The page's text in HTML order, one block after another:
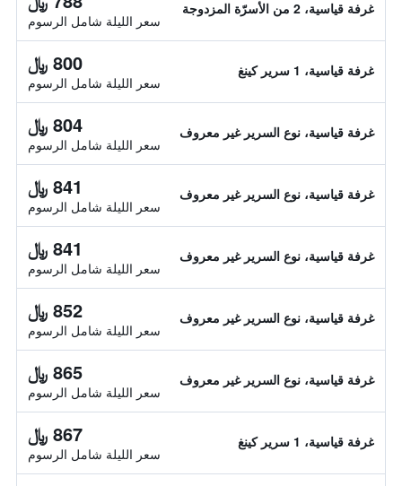
غرفة قياسية، 2 من الأسرّة المزدوجة
سعر الليلة شامل الرسوم
غرفة قياسية، 1 سرير كينغ 800 ﷼
سعر الليلة شامل الرسوم
غرفة قياسية، نوع السرير غير معروف 804 ﷼
سعر الليلة شامل الرسوم
غرفة قياسية، نوع السرير غير معروف 841 ﷼
سعر الليلة شامل الرسوم
غرفة قياسية، نوع السرير غير معروف 841 ﷼
سعر الليلة شامل الرسوم
غرفة قياسية، نوع السرير غير معروف 852 ﷼
سعر الليلة شامل الرسوم
غرفة قياسية، نوع السرير غير معروف 865 ﷼
سعر الليلة شامل الرسوم
غرفة قياسية، 1 سرير كينغ 867 ﷼
سعر الليلة شامل الرسوم